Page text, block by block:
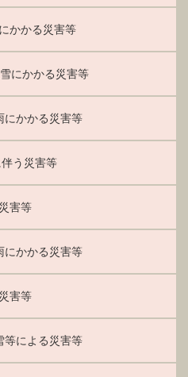
かかる災害等
にかかる災害等
にかかる災害等
う災害等
害等
にかかる災害等
害等
等による災害等